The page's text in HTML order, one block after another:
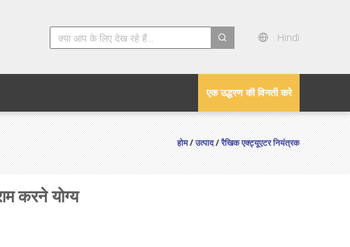
Hindi
एक उद्धरण की विनती करे
होम/उत्पाद/रैखिक एक्ट्यूएटर नियंत्रक
करने योग्य